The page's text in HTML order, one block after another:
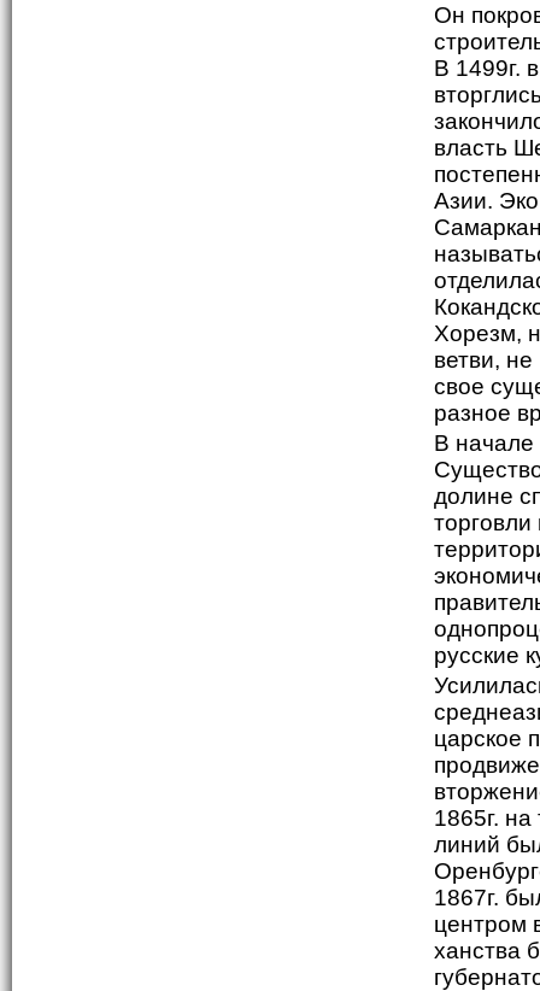
Он
В 1499г.
власть
Азии.
Хорезм,
ветви,
свое
разное
В начале
долине
русские
царское
1865г.
линий
1867г.
центром
ханства